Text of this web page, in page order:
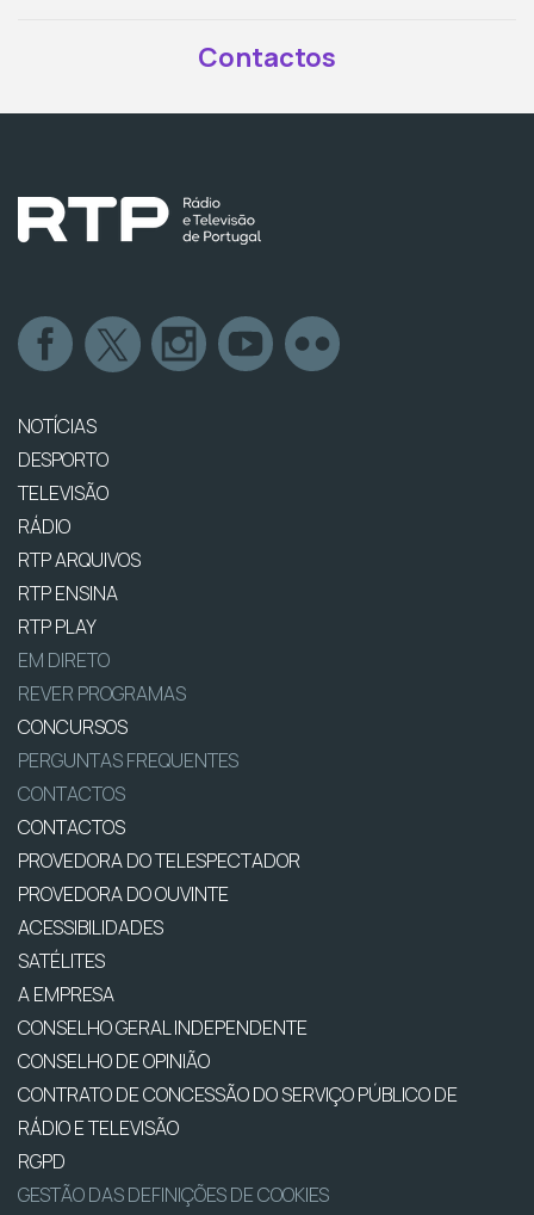
Contactos
NOTÍCIAS
DESPORTO
TELEVISÃO
RÁDIO
RTP ARQUIVOS
RTP ENSINA
RTP PLAY
EM DIRETO
REVER PROGRAMAS
CONCURSOS
PERGUNTAS FREQUENTES
CONTACTOS
CONTACTOS
PROVEDORA DO TELESPECTADOR
PROVEDORA DO OUVINTE
ACESSIBILIDADES
SATÉLITES
A EMPRESA
CONSELHO GERAL INDEPENDENTE
CONSELHO DE OPINIÃO
CONTRATO DE CONCESSÃO DO SERVIÇO PÚBLICO DE
RÁDIO E TELEVISÃO
RGPD
GESTÃO DAS DEFINIÇÕES DE COOKIES